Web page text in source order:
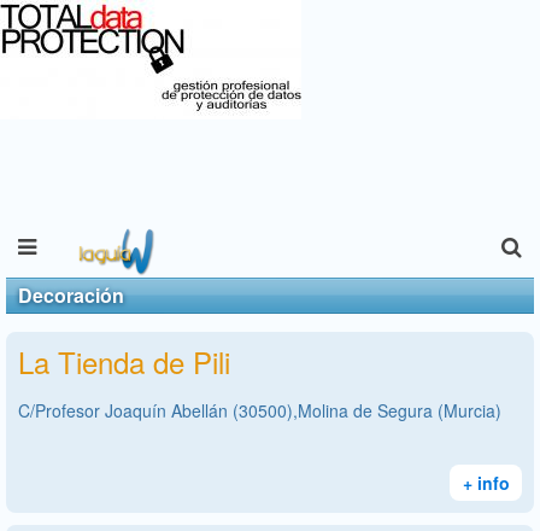
Decoración
La Tienda de Pili
C/Profesor Joaquín Abellán (30500),Molina de Segura (Murcia)
+ info